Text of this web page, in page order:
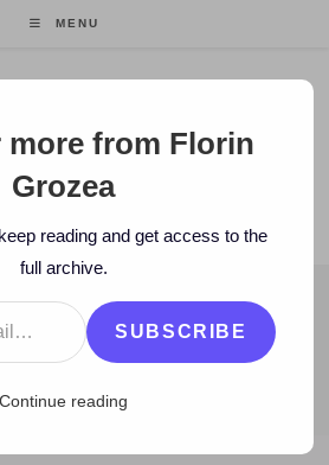
MENU
Grozea
FOUNDER/CEO MOCAPP.
> Muzica noua > Mashup: DJ Earworm –
more from Florin
Grozea
reading and get access to the
full archive.
SUBSCRIBE
Continue reading